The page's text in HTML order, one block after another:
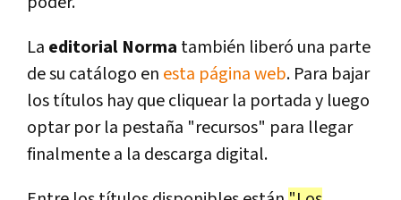
La editorial Norma también liberó una parte
de su catálogo en esta página web. Para bajar
los títulos hay que cliquear la portada y luego
optar por la pestaña "recursos" para llegar
finalmente a la descarga digital.